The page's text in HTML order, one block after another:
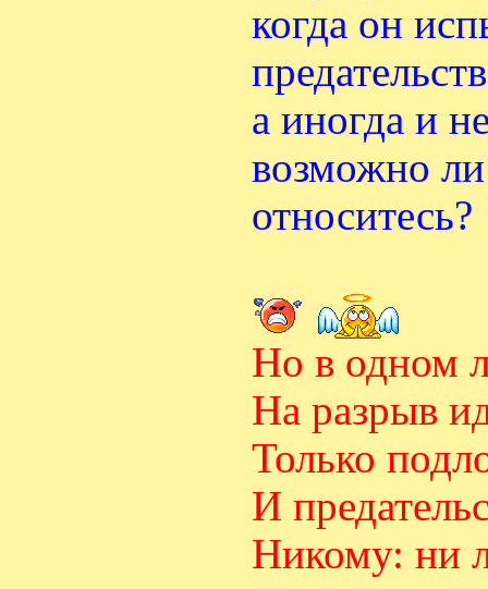
когда он
а иногда и
возможно
относитесь?
Но в одном
На разрыв
Только
И
Никому: ни